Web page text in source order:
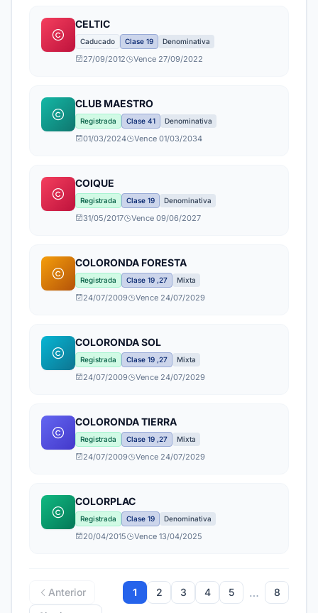
CELTIC
Caducado Clase 19 Denominativa
27/09/2012 Vence 27/09/2022
CLUB MAESTRO
Registrada Clase 41 Denominativa
01/03/2024 Vence 01/03/2034
COIQUE
Registrada Clase 19 Denominativa
31/05/2017 Vence 09/06/2027
COLORONDA FORESTA
Registrada Clase 19 ,27 Mixta
24/07/2009 Vence 24/07/2029
COLORONDA SOL
Registrada Clase 19 ,27 Mixta
24/07/2009 Vence 24/07/2029
COLORONDA TIERRA
Registrada Clase 19 ,27 Mixta
24/07/2009 Vence 24/07/2029
COLORPLAC
Registrada Clase 19 Denominativa
20/04/2015 Vence 13/04/2025
Anterior 1 2 3 4 5 …
8